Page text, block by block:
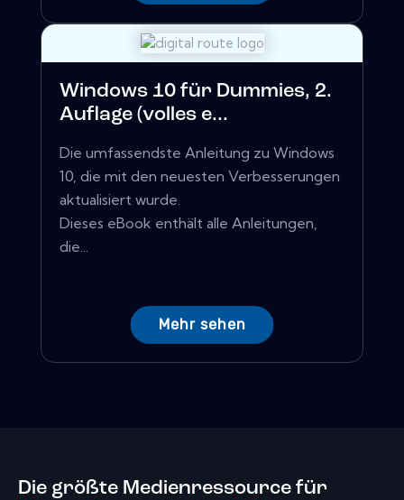
Windows 10 für Dummies, 2.
Auflage (volles e...
Die umfassendste Anleitung zu Windows
10, die mit den neuesten Verbesserungen
aktualisiert wurde.
Dieses eBook enthält alle Anleitungen,
die...
Mehr sehen
Die größte Medienressource für